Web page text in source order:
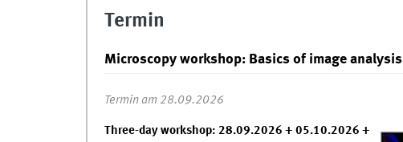
Termin
Microscopy workshop: Basics of image analysis
Termin am 28.09.2026
Three-day workshop: 28.09.2026 + 05.10.2026 +